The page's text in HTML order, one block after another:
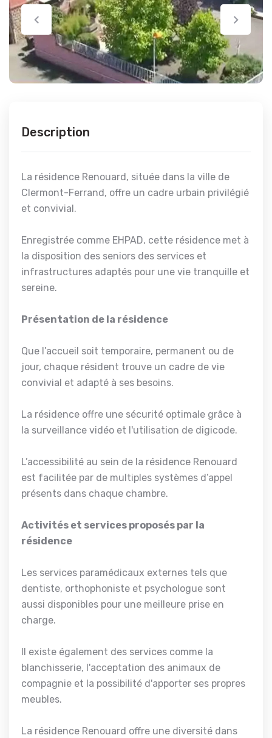
Description
La résidence Renouard, située dans la ville de
Clermont-Ferrand, offre un cadre urbain privilégié
et convivial.
Enregistrée comme EHPAD, cette résidence met à
la disposition des seniors des services et
infrastructures adaptés pour une vie tranquille et
sereine.
Présentation de la résidence
Que l’accueil soit temporaire, permanent ou de
jour, chaque résident trouve un cadre de vie
convivial et adapté à ses besoins.
La résidence offre une sécurité optimale grâce à
la surveillance vidéo et l'utilisation de digicode.
L’accessibilité au sein de la résidence Renouard
est facilitée par de multiples systèmes d’appel
présents dans chaque chambre.
Activités et services proposés par la
résidence
Les services paramédicaux externes tels que
dentiste, orthophoniste et psychologue sont
aussi disponibles pour une meilleure prise en
charge.
Il existe également des services comme la
blanchisserie, l'acceptation des animaux de
compagnie et la possibilité d'apporter ses propres
meubles.
La résidence Renouard offre une diversité dans